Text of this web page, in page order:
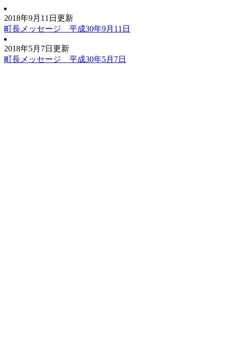
2018年9月11日更新
町長メッセージ 平成30年9月11日
2018年5月7日更新
町長メッセージ 平成30年5月7日